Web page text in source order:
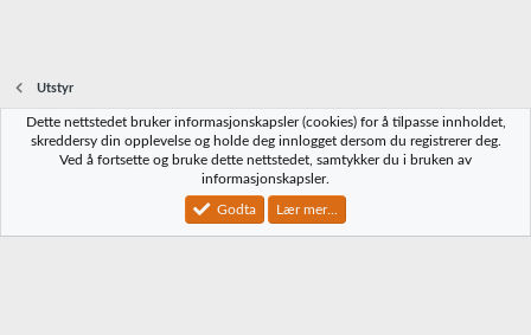
Utstyr
Norbrygg-default
Vilkår og regler Personvernregler
Community platform by XenForo® © 2010-2023 XenForo Ltd.
Dette nettstedet bruker informasjonskapsler (cookies) for å tilpasse innholdet,
skreddersy din opplevelse og holde deg innlogget dersom du registrerer deg.
Ved å fortsette og bruke dette nettstedet, samtykker du i bruken av
informasjonskapsler.
Godta Lær mer...